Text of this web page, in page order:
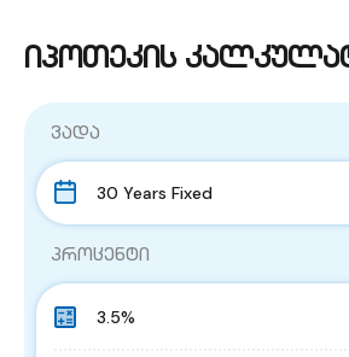
იპოთეკის
ვადა
30 Years Fixed
პროცენტი